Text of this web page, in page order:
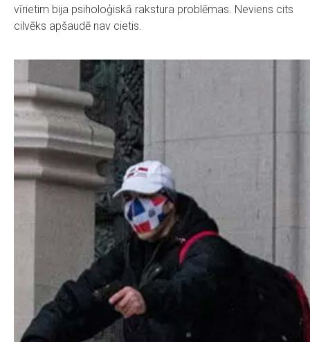
vīrietim bija psiholoģiskā rakstura problēmas. Neviens cits
cilvēks apšaudē nav cietis.